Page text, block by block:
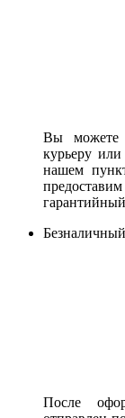
Вы можете
курьеру или
нашем
После